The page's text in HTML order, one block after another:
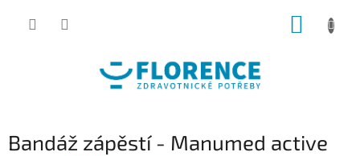
Bandáž zápěstí - Manumed active